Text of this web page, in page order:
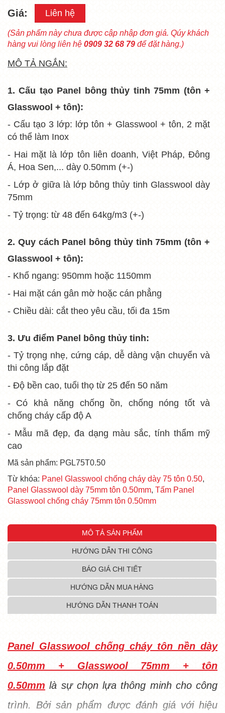
Giá: Liên hệ
(Sản phẩm này chưa được cập nhập đơn giá. Qúy khách
hàng vui lòng liên hệ 0909 32 68 79 để đặt hàng.)
MÔ TẢ NGẮN:
1. Cấu tạo Panel bông thủy tinh 75mm (tôn +
Glasswool + tôn):
- Cấu tạo 3 lớp: lớp tôn + Glasswool + tôn, 2 mặt
có thể làm Inox
- Hai mặt là lớp tôn liên doanh, Việt Pháp, Đông
Á, Hoa Sen,... dày 0.50mm (+-)
- Lớp ở giữa là lớp bông thủy tinh Glasswool dày
75mm
- Tỷ trọng: từ 48 đến 64kg/m3 (+-)
2. Quy cách Panel bông thủy tinh 75mm (tôn +
Glasswool + tôn):
- Khổ ngang: 950mm hoặc 1150mm
- Hai mặt cán gân mờ hoặc cán phẳng
- Chiều dài: cắt theo yêu cầu, tối đa 15m
3. Ưu điểm Panel bông thủy tinh:
- Tỷ trọng nhẹ, cứng cáp, dễ dàng vận chuyển và
thi công lắp đặt
- Độ bền cao, tuổi thọ từ 25 đến 50 năm
- Có khả năng chống ồn, chống nóng tốt và
chống cháy cấp độ A
- Mẫu mã đẹp, đa dạng màu sắc, tính thẩm mỹ
cao
Mã sản phẩm: PGL75T0.50
Từ khóa: Panel Glasswool chống cháy dày 75 tôn 0.50,
Panel Glasswool dày 75mm tôn 0.50mm, Tấm Panel
Glasswool chống cháy 75mm tôn 0.50mm
MÔ TẢ SẢN PHẨM
HƯỚNG DẪN THI CÔNG
BÁO GIÁ CHI TIẾT
HƯỚNG DẪN MUA HÀNG
HƯỚNG DẪN THANH TOÁN
Panel Glasswool chống cháy tôn nền dày
0.50mm + Glasswool 75mm + tôn
0.50mm là sự chọn lựa thông minh cho công
trình. Bởi sản phẩm được đánh giá với hiệu